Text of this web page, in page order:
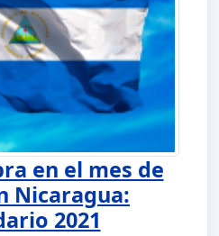
en el mes de
Nicaragua:
2021